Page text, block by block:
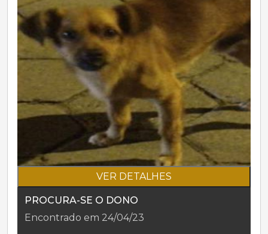
VER DETALHES
PROCURA-SE O DONO
Encontrado em 24/04/23